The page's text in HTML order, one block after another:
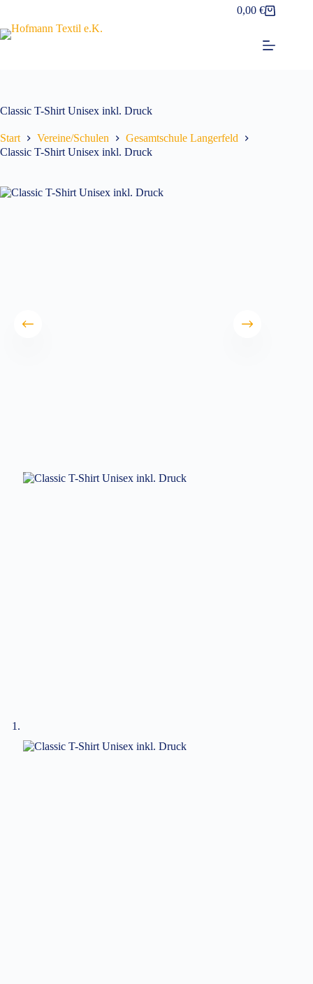
springen
Warenkorb
0,00€
Classic T-Shirt Unisex inkl. Druck
Start Vereine/Schulen
Gesamtschule Langerfeld
Classic T-Shirt Unisex inkl. Druck